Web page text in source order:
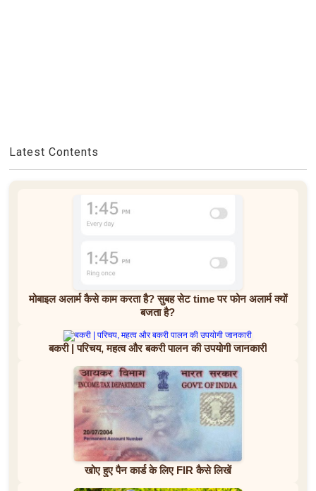
Latest Contents
मोबाइल अलार्म कैसे काम करता है? सुबह सेट time पर फोन अलार्म क्यों
बजता है?
बकरी | परिचय, महत्व और बकरी पालन की उपयोगी जानकारी
खोए हुए पैन कार्ड के लिए FIR कैसे लिखें